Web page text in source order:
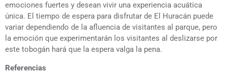
emociones fuertes y desean vivir una experiencia acuática
única. El tiempo de espera para disfrutar de El Huracán puede
variar dependiendo de la afluencia de visitantes al parque, pero
la emoción que experimentarán los visitantes al deslizarse por
este tobogán hará que la espera valga la pena.
Referencias